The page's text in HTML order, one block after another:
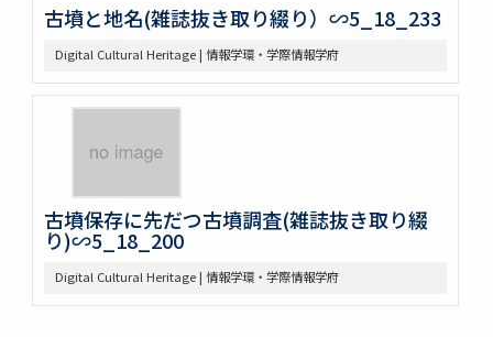
古墳と地名(雑誌抜き取り綴り）∽5_18_233
Digital Cultural Heritage | 情報学環・学際情報学府
古墳保存に先だつ古墳調査(雑誌抜き取り綴
り)∽5_18_200
Digital Cultural Heritage | 情報学環・学際情報学府